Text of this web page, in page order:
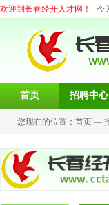
欢迎到长春经开人才网！ 今
首页 招聘中心
您现在的位置： 首页 —